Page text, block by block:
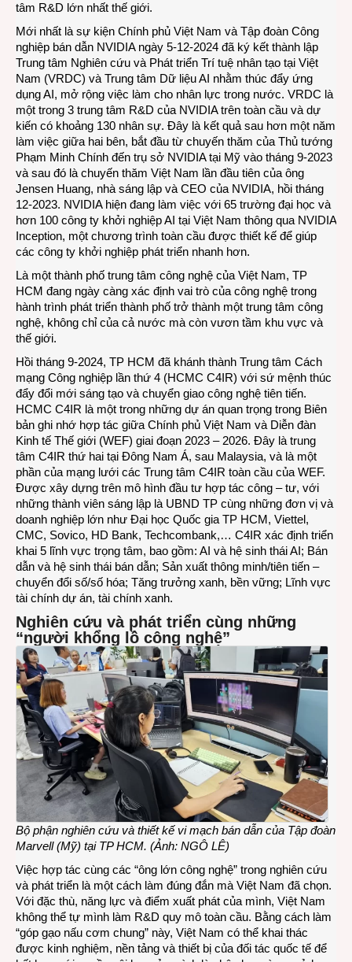
tâm R&D lớn nhất thế giới.
Mới nhất là sự kiện Chính phủ Việt Nam và Tập đoàn Công
nghiệp bán dẫn NVIDIA ngày 5-12-2024 đã ký kết thành lập
Trung tâm Nghiên cứu và Phát triển Trí tuệ nhân tạo tại Việt
Nam (VRDC) và Trung tâm Dữ liệu AI nhằm thúc đẩy ứng
dụng AI, mở rộng việc làm cho nhân lực trong nước. VRDC là
một trong 3 trung tâm R&D của NVIDIA trên toàn cầu và dự
kiến có khoảng 130 nhân sự. Đây là kết quả sau hơn một năm
làm việc giữa hai bên, bắt đầu từ chuyến thăm của Thủ tướng
Phạm Minh Chính đến trụ sở NVIDIA tại Mỹ vào tháng 9-2023
và sau đó là chuyến thăm Việt Nam lần đầu tiên của ông
Jensen Huang, nhà sáng lập và CEO của NVIDIA, hồi tháng
12-2023. NVIDIA hiện đang làm việc với 65 trường đại học và
hơn 100 công ty khởi nghiệp AI tại Việt Nam thông qua NVIDIA
Inception, một chương trình toàn cầu được thiết kế để giúp
các công ty khởi nghiệp phát triển nhanh hơn.
Là một thành phố trung tâm công nghệ của Việt Nam, TP
HCM đang ngày càng xác định vai trò của công nghệ trong
hành trình phát triển thành phố trở thành một trung tâm công
nghệ, không chỉ của cả nước mà còn vươn tầm khu vực và
thế giới.
Hồi tháng 9-2024, TP HCM đã khánh thành Trung tâm Cách
mạng Công nghiệp lần thứ 4 (HCMC C4IR) với sứ mệnh thúc
đẩy đổi mới sáng tạo và chuyển giao công nghệ tiên tiến.
HCMC C4IR là một trong những dự án quan trọng trong Biên
bản ghi nhớ hợp tác giữa Chính phủ Việt Nam và Diễn đàn
Kinh tế Thế giới (WEF) giai đoạn 2023 – 2026. Đây là trung
tâm C4IR thứ hai tại Đông Nam Á, sau Malaysia, và là một
phần của mạng lưới các Trung tâm C4IR toàn cầu của WEF.
Được xây dựng trên mô hình đầu tư hợp tác công – tư, với
những thành viên sáng lập là UBND TP cùng những đơn vị và
doanh nghiệp lớn như Đại học Quốc gia TP HCM, Viettel,
CMC, Sovico, HD Bank, Techcombank,… C4IR xác định triển
khai 5 lĩnh vực trọng tâm, bao gồm: AI và hệ sinh thái AI; Bán
dẫn và hệ sinh thái bán dẫn; Sản xuất thông minh/tiên tiến –
chuyển đổi số/số hóa; Tăng trưởng xanh, bền vững; Lĩnh vực
tài chính dự án, tài chính xanh.
Nghiên cứu và phát triển cùng những
“người khổng lồ công nghệ”
Bộ phận nghiên cứu và thiết kế vi mạch bán dẫn của Tập đoàn
Marvell (Mỹ) tại TP HCM. (Ảnh: NGÔ LÊ)
Việc hợp tác cùng các “ông lớn công nghệ” trong nghiên cứu
và phát triển là một cách làm đúng đắn mà Việt Nam đã chọn.
Với đặc thù, năng lực và điểm xuất phát của mình, Việt Nam
không thể tự mình làm R&D quy mô toàn cầu. Bằng cách làm
“góp gạo nấu cơm chung” này, Việt Nam có thể khai thác
được kinh nghiệm, nền tảng và thiết bị của đối tác quốc tế để